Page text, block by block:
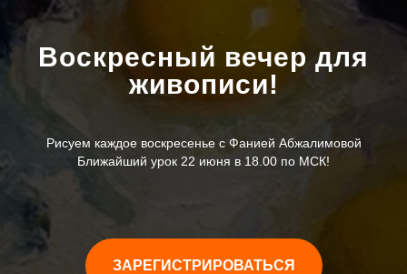
Воскресный вечер для
живописи!
Рисуем каждое воскресенье с Фанией Абжалимовой
Ближайший урок 22 июня в 18.00 по МСК!
ЗАРЕГИСТРИРОВАТЬСЯ